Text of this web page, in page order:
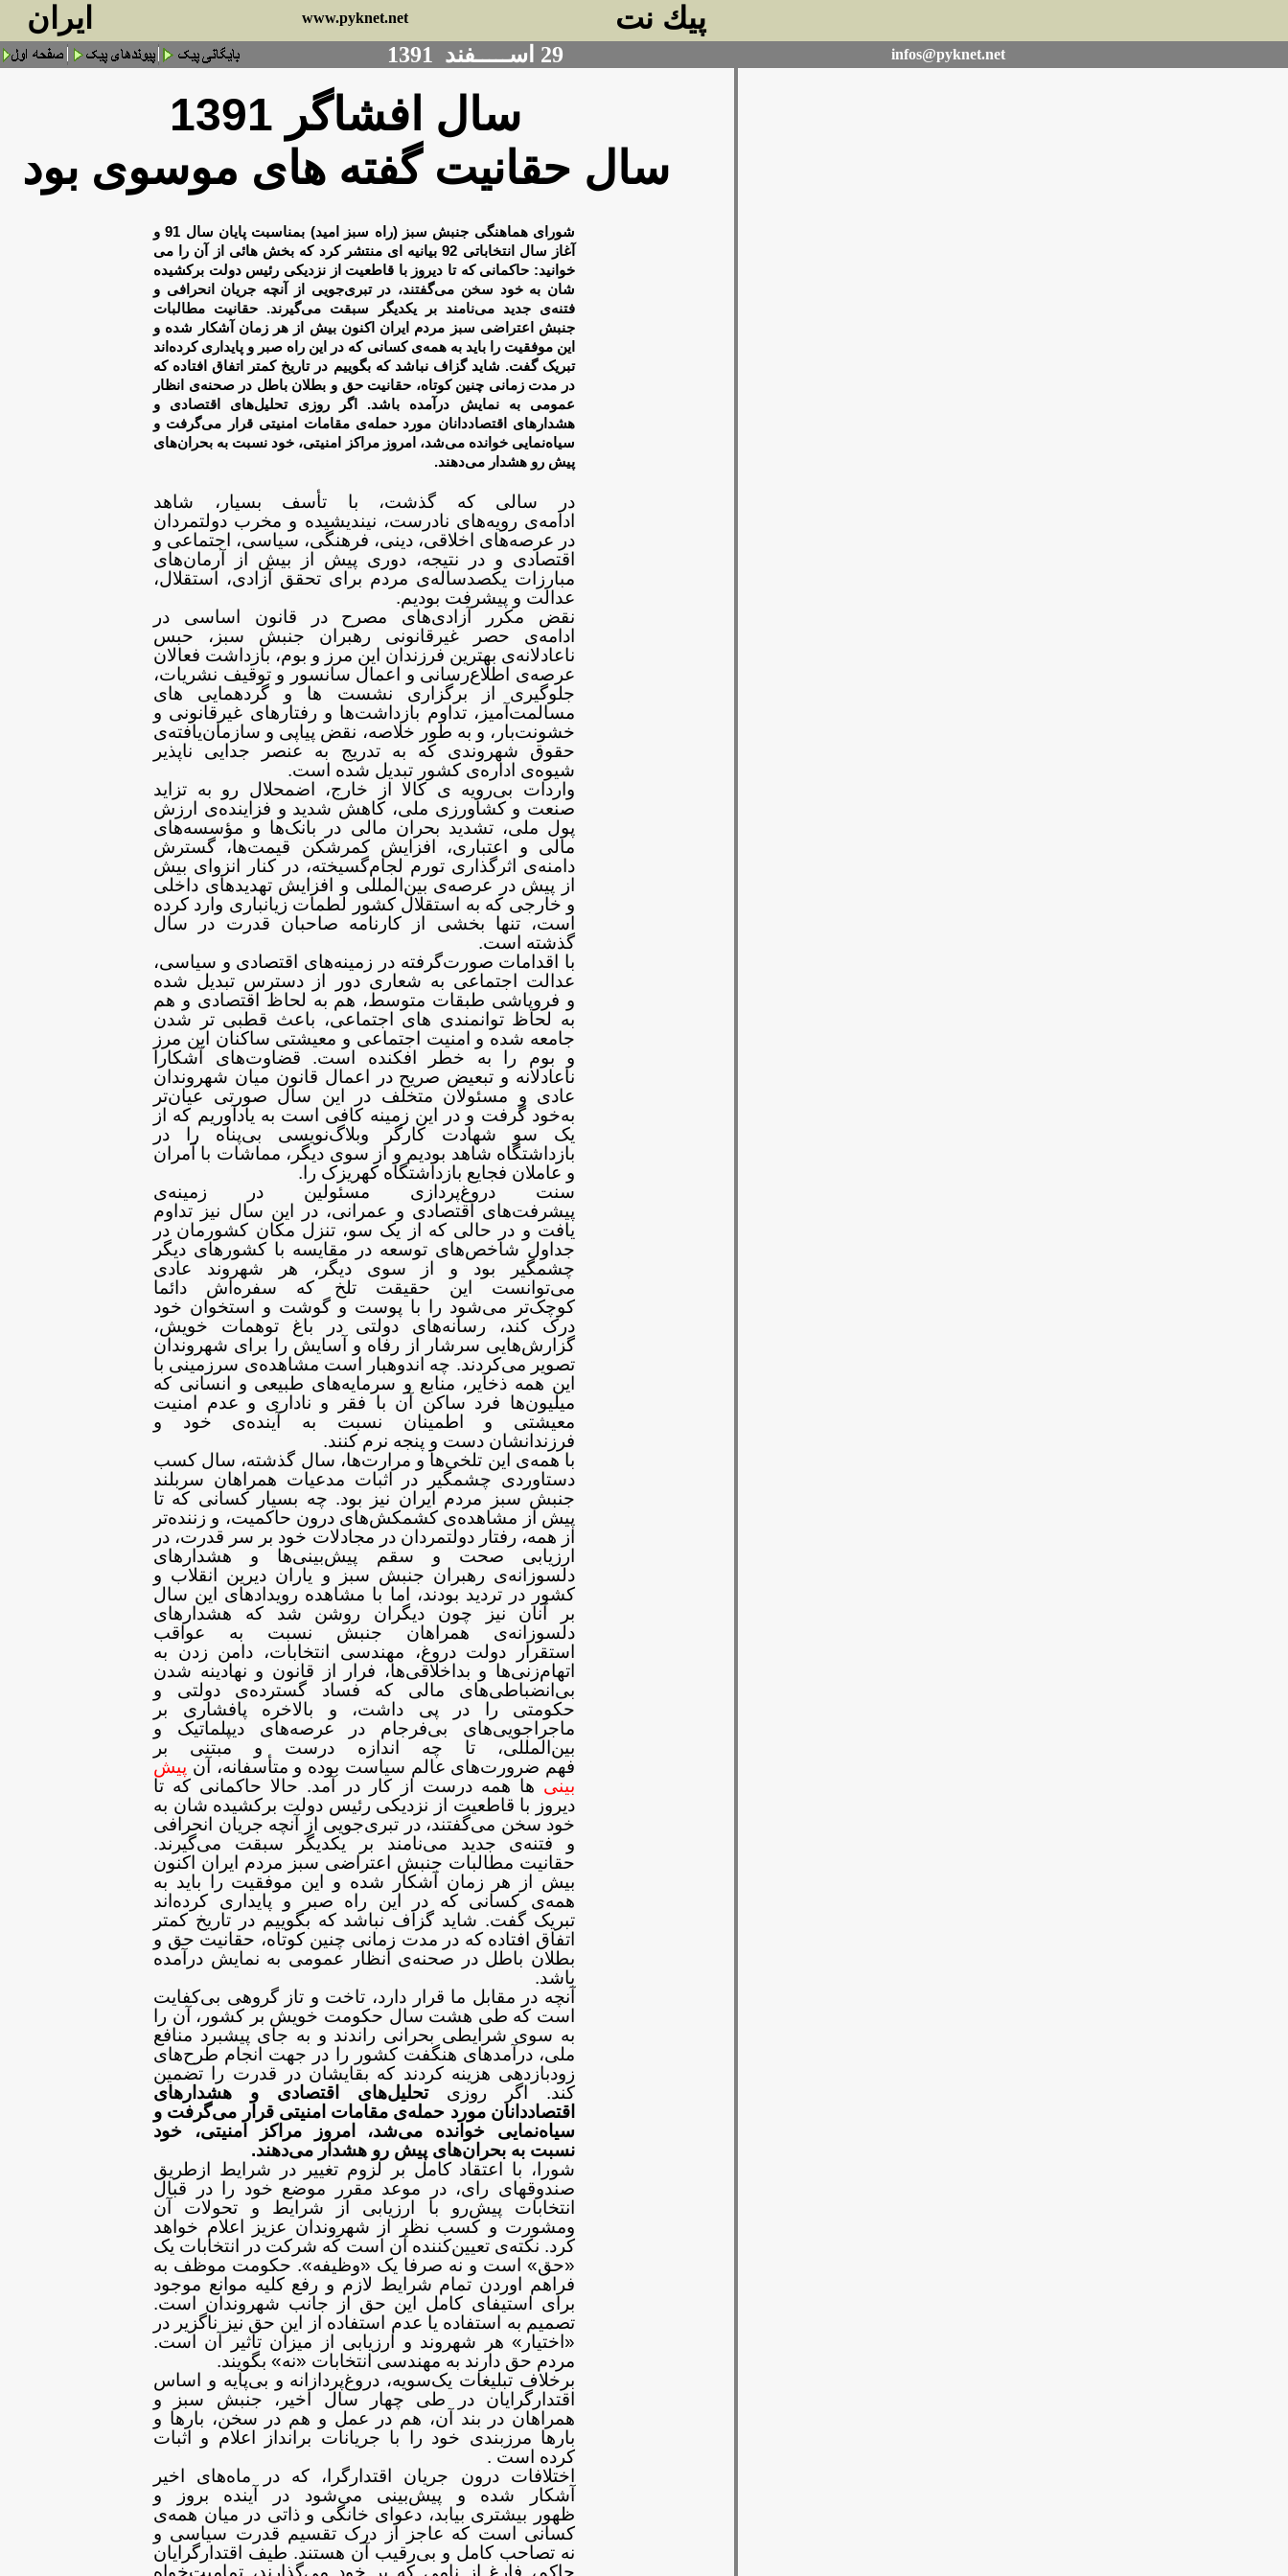
ايران www.pyknet.net پيك نت
29 اســـــفند 1391 infos@pyknet.net
سال افشاگر 1391
سال حقانیت گفته های موسوی بود
شورای هماهنگی جنبش سبز (راه سبز امید) بمناسبت پایان سال 91 و
آغاز سال انتخاباتی 92 بیانیه ای منتشر کرد که بخش هائی از آن را می
خوانید: حاکمانی که تا دیروز با قاطعیت از نزدیکی رئیس دولت برکشیده
شان به خود سخن می‌گفتند، در
تبری‌جویی از آنچه جریان انحرافی و
فتنه‌ی جدید می‌نامند بر
یکدیگر سبقت می‌گیرند. حقانیت مطالبات
جنبش اعتراضی سبز مردم
ایران اکنون بیش از هر زمان آشکار شده و
این موفقیت را باید به همه‌ی کسانی که در این راه صبر و پایداری کرده‌اند
تبریک گفت. شاید گزاف نباشد که بگوییم در تاریخ کمتر اتفاق افتاده که
در مدت زمانی چنین کوتاه، حقانیت حق و بطلان باطل در صحنه‌ی انظار
عمومی به نمایش درآمده باشد. اگر روزی
تحلیل‌های اقتصادی و
هشدارهای اقتصاددانان مورد حمله‌ی مقامات امنیتی قرار می‌گرفت و
سیاه‌نمایی خوانده می‌شد، امروز مراکز امنیتی، خود نسبت به بحران‌های
پیش رو هشدار می‌دهند.
در سالی که گذشت، با تأسف بسیار، شاهد
ادامه‌ی رویه‌های نادرست، نیندیشیده و مخرب دولتمردان
در عرصه‌های اخلاقی، دینی، فرهنگی، سیاسی، اجتماعی و
اقتصادی و در نتیجه، دوری پیش از بیش از آرمان‌های
مبارزات یکصدساله‌ی مردم برای تحقق آزادی، استقلال،
عدالت و پیشرفت بودیم.
نقض مکرر آزادی‌های مصرح در قانون اساسی در
ادامه‌ی
حصر غیرقانونی رهبران جنبش سبز، حبس
ناعادلانه‌ی بهترین فرزندان این مرز و بوم، بازداشت فعالان
عرصه‌ی اطلاع‌رسانی و
اعمال سانسور و توقیف نشریات،
جلوگیری از برگزاری نشست ها و
گردهمایی های
مسالمت‌آمیز، تداوم بازداشت‌ها و رفتارهای غیرقانونی و
خشونت‌بار، و به طور خلاصه، نقض پیاپی و سازمان‌یافته‌ی
حقوق شهروندی که به تدریج به عنصر جدایی
ناپذیر
شیوه‌ی اداره‌ی کشور تبدیل شده است.
واردات بی‌رویه ی کالا از خارج، اضمحلال رو به تزاید
صنعت و کشاورزی ملی، کاهش شدید و فزاینده‌ی ارزش
پول ملی، تشدید بحران مالی در بانک‌ها و مؤسسه‌های
مالی و
اعتباری، افزایش کمرشکن قیمت‌ها، گسترش
دامنه‌ی اثرگذاری تورم لجام‌گسیخته، در کنار انزوای بیش
از پیش در عرصه‌ی بین‌المللی و افزایش تهدیدهای داخلی
و خارجی که به استقلال کشور لطمات زیانباری وارد کرده
است، تنها بخشی از کارنامه
صاحبان قدرت در سال
گذشته است.
با اقدامات صورت‌گرفته در زمینه‌های اقتصادی و سیاسی،
عدالت اجتماعی به شعاری دور از دسترس تبدیل شده
و فروپاشی طبقات متوسط، هم به لحاظ اقتصادی و هم
به لحاظ توانمندی های اجتماعی، باعث قطبی تر شدن
جامعه شده و امنیت
اجتماعی و معیشتی ساکنان این مرز
و بوم را به خطر افکنده
است. قضاوت‌های آشکارا
ناعادلانه و تبعیض صریح در اعمال قانون میان شهروندان
عادی و مسئولان متخلف در این سال صورتی
عیان‌تر
به‌خود گرفت و در این زمینه کافی است به یادآوریم که
از
یک سو شهادت کارگر وبلاگ‌نویسی بی‌پناه را در
بازداشتگاه شاهد بودیم و از سوی دیگر، مماشات با آمران
و عاملان فجایع بازداشتگاه کهریزک را .
سنت دروغ‌پردازی مسئولین در زمینه‌ی
پیشرفت‌های
اقتصادی و عمرانی، در این سال نیز تداوم
یافت و در حالی که
از یک سو، تنزل مکان کشورمان در
جداول شاخص‌های توسعه در
مقایسه با کشورهای دیگر
چشمگیر بود و از سوی دیگر، هر شهروند
عادی
می‌توانست این حقیقت تلخ که سفره‌اش دائما
کوچک‌تر
می‌شود را با پوست و گوشت و استخوان خود
درک کند، رسانه‌های
دولتی در باغ توهمات خویش،
گزارش‌هایی سرشار از رفاه و آسایش را برای شهروندان
تصویر می‌کردند. چه اندوهبار است مشاهده‌ی سرزمینی با
این همه ذخایر، منابع و سرمایه‌های طبیعی و
انسانی که
میلیون‌ها فرد ساکن آن با فقر و ناداری و عدم
امنیت
معیشتی و اطمینان نسبت به آینده‌ی خود و
فرزندانشان دست و پنجه نرم ‌کنند.
با همه‌ی این تلخی‌ها و مرارت‌ها، سال گذشته، سال کسب
دستاوردی چشمگیر در اثبات مدعیات همراهان سربلند
جنبش سبز مردم ایران نیز بود. چه بسیار کسانی که تا
پیش از مشاهده‌ی کشمکش‌های درون حاکمیت، و زننده‌تر
از همه، رفتار دولتمردان در مجادلات خود بر سر قدرت، در
ارزیابی صحت و سقم
پیش‌بینی‌ها و هشدارهای
دلسوزانه‌ی رهبران جنبش سبز و یاران دیرین انقلاب و
کشور در تردید بودند، اما با مشاهده رویدادهای این سال
بر آنان نیز چون دیگران روشن شد که
هشدارهای
دلسوزانه‌ی همراهان جنبش نسبت به عواقب
استقرار
دولت دروغ، مهندسی انتخابات، دامن زدن به
اتهام‌زنی‌ها و بداخلاقی‌ها، فرار از قانون و نهادینه شدن
بی‌انضباطی‌های
مالی که فساد گسترده‌ی دولتی و
حکومتی را در پی داشت، و
بالاخره پافشاری بر
ماجراجویی‌های بی‌فرجام در عرصه‌های
دیپلماتیک و
بین‌المللی، تا چه اندازه درست و مبتنی بر
فهم ضرورت‌های عالم سیاست بوده و متأسفانه، آن پیش
بینی ها همه درست از کار در آمد. حالا حاکمانی که تا
دیروز با قاطعیت از نزدیکی رئیس دولت برکشیده شان به
خود سخن می‌گفتند، در تبری‌جویی از آنچه جریان انحرافی
و فتنه‌ی جدید می‌نامند بر
یکدیگر سبقت می‌گیرند.
حقانیت مطالبات جنبش اعتراضی سبز مردم
ایران اکنون
بیش از هر زمان آشکار شده و این موفقیت را باید به
همه‌ی کسانی که در این راه صبر و پایداری کرده‌اند
تبریک گفت. شاید گزاف نباشد که بگوییم در تاریخ کمتر
اتفاق افتاده که در مدت زمانی چنین کوتاه، حقانیت حق و
بطلان باطل در
صحنه‌ی انظار عمومی به نمایش درآمده
باشد.
آنچه در مقابل ما قرار دارد، تاخت و تاز گروهی بی‌کفایت
است که طی هشت سال حکومت خویش بر کشور، آن را
به سوی شرایطی بحرانی راندند و به جای پیشبرد منافع
ملی، درآمدهای هنگفت کشور را در جهت انجام طرح‌های
زودبازدهی هزینه کردند که بقایشان در قدرت را تضمین
کند. اگر روزی
تحلیل‌های اقتصادی و هشدارهای
اقتصاددانان مورد حمله‌ی مقامات امنیتی قرار می‌گرفت و
سیاه‌نمایی خوانده می‌شد،
امروز مراکز امنیتی، خود
نسبت به بحران‌های پیش رو هشدار می‌دهند.
شورا، با اعتقاد کامل بر لزوم تغییر در شرایط ازطریق
صندوقهای رای، در موعد مقرر موضع خود را در قبال
انتخابات پیش‌رو با
ارزیابی از شرایط و تحولات آن
ومشورت و کسب نظر از شهروندان عزیز اعلام خواهد
کرد. نکته‌ی تعیین‌کننده آن است که شرکت در انتخابات یک
«حق» است و نه صرفا یک «وظیفه». حکومت موظف به
فراهم
اوردن تمام شرایط لازم و رفع کلیه موانع موجود
برای استیفای کامل این حق از جانب شهروندان است.
تصمیم به استفاده یا عدم
استفاده از این حق نیز ناگزیر در
«اختیار» هر شهروند و
ارزیابی از میزان تاثیر آن است.
مردم حق دارند به مهندسی انتخابات «نه» بگویند.
برخلاف تبلیغات یک‌سویه، دروغ‌پردازانه و بی‌پایه و اساس
اقتدارگرایان در طی چهار سال اخیر، جنبش سبز
و
همراهان در بند آن، هم در عمل و هم در سخن، بارها و
بارها مرزبندی خود را با جریانات برانداز اعلام و اثبات
کرده است .
اختلافات درون جریان اقتدارگرا، که در ماه‌های
اخیر
آشکار شده و پیش‌بینی می‌شود در آینده بروز و
ظهور
بیشتری بیابد، دعوای خانگی و ذاتی در میان همه‌ی
کسانی است که عاجز از درک تقسیم قدرت سیاسی و
نه تصاحب کامل و بی‌رقیب آن هستند. طیف اقتدارگرایان
حاکم، فارغ از
نامی که بر خود می‌گذارند، تمامیت‌خواه